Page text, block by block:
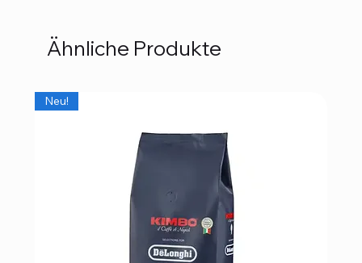
Ähnliche Produkte
Neu!